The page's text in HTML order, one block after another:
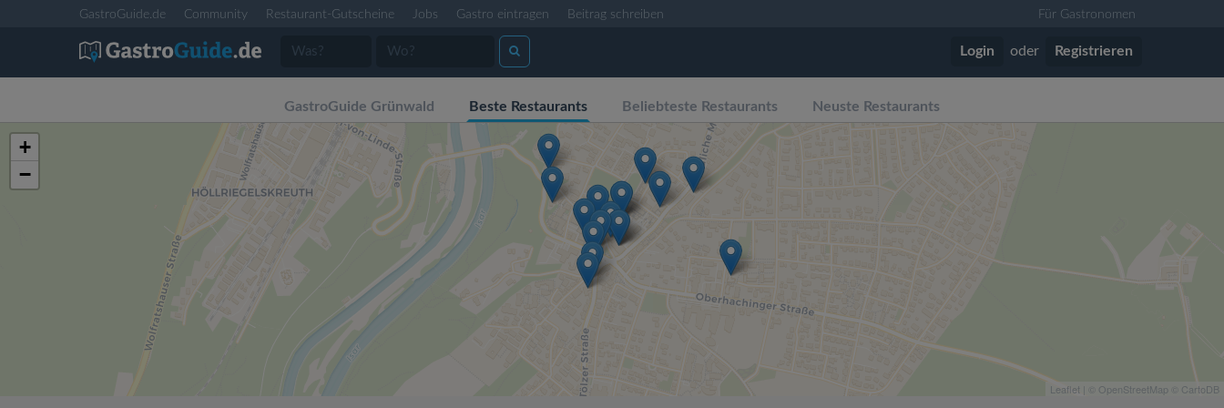
GastroGuide.de Community Restaurant-Gutscheine Jobs Gastro eintragen Beitrag schreiben Für Gastronomen
Login oder Registrieren
GastroGuide Grünwald Beste Restaurants Beliebteste Restaurants Neuste Restaurants
+
−
Leaflet | © OpenStreetMap © CartoDB